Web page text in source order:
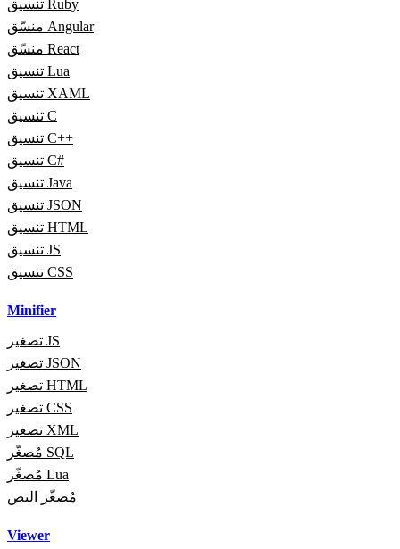
تنسيق Ruby
منسّق Angular
منسّق React
تنسيق Lua
تنسيق XAML
تنسيق C
تنسيق C++
تنسيق C#
تنسيق Java
تنسيق JSON
تنسيق HTML
تنسيق JS
تنسيق CSS
Minifier
تصغير JS
تصغير JSON
تصغير HTML
تصغير CSS
تصغير XML
مُصغّر SQL
مُصغّر Lua
مُصغّر النص
Viewer